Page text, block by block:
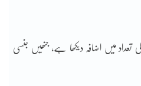
میں اضافہ دیکھا ہے، جنھیں جنسی